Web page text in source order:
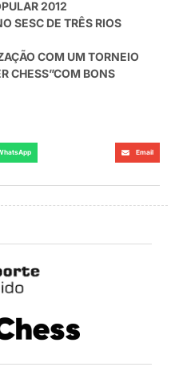
2012
SESC DE TRÊS RIOS
COM UM TORNEIO
CHESS”COM BONS
Email